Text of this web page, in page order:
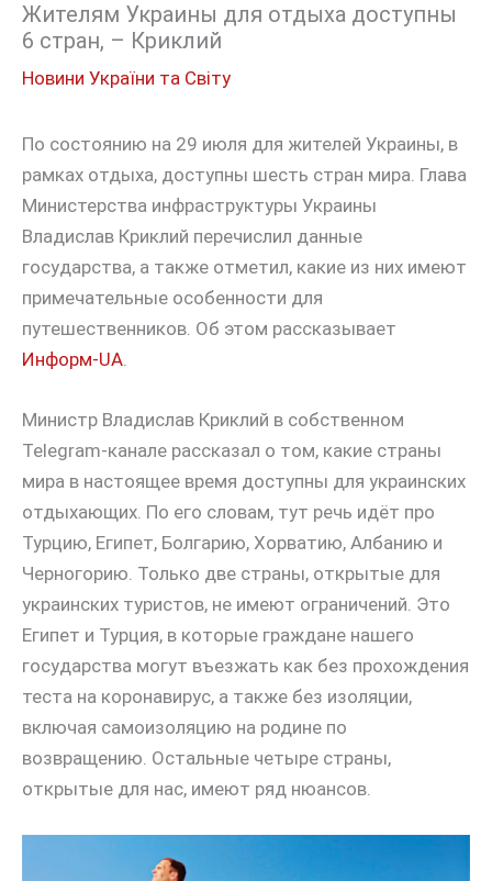
Жителям Украины для отдыха доступны
6 стран, – Криклий
Новини України та Світу
По состоянию на 29 июля для жителей Украины, в
рамках отдыха, доступны шесть стран мира. Глава
Министерства инфраструктуры Украины
Владислав Криклий перечислил данные
государства, а также отметил, какие из них имеют
примечательные особенности для
путешественников. Об этом рассказывает
Информ-UA.
Министр Владислав Криклий в собственном
Telegram-канале рассказал о том, какие страны
мира в настоящее время доступны для украинских
отдыхающих. По его словам, тут речь идёт про
Турцию, Египет, Болгарию, Хорватию, Албанию и
Черногорию. Только две страны, открытые для
украинских туристов, не имеют ограничений. Это
Египет и Турция, в которые граждане нашего
государства могут въезжать как без прохождения
теста на коронавирус, а также без изоляции,
включая самоизоляцию на родине по
возвращению. Остальные четыре страны,
открытые для нас, имеют ряд нюансов.